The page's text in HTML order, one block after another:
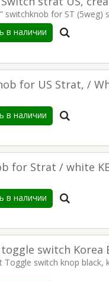
switchknob for ST (5weg)
в наличии
for US Strat, /
в наличии
for Strat / white
в наличии
switch Korea
Toggle switch knop
3/4 VIOLINSTUI34
235,00 €